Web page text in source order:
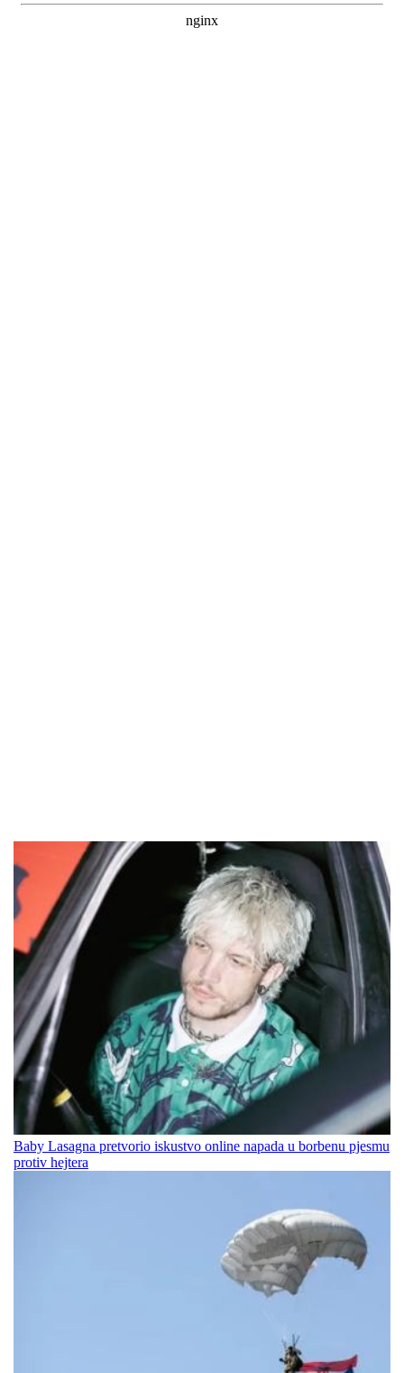
Baby Lasagna pretvorio iskustvo online napada u borbenu pjesmu
protiv hejtera